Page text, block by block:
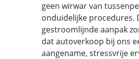
geen wirwar van
onduidelijke procedures.
gestroomlijnde aanpak
dat autoverkoop bij ons
aangename, stressvrije